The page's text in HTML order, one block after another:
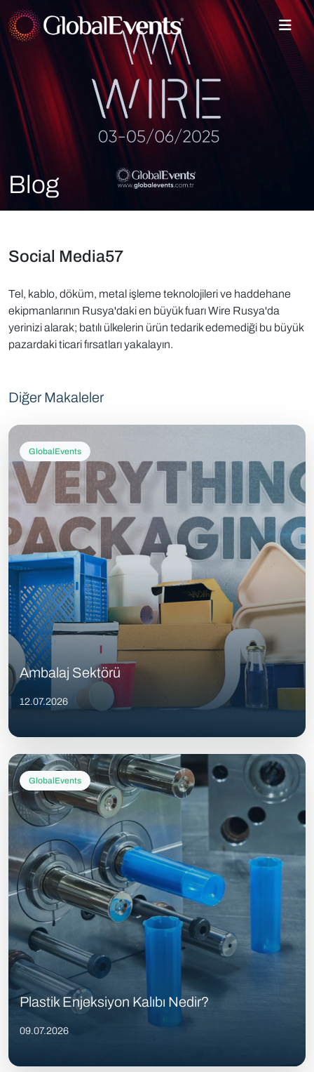
Blog
Social Media57
Tel, kablo, döküm, metal işleme teknolojileri ve haddehane
ekipmanlarının Rusya'daki en büyük fuarı Wire Rusya'da
yerinizi alarak; batılı ülkelerin ürün tedarik edemediği bu büyük
pazardaki ticari fırsatları yakalayın.
Diğer Makaleler
GlobalEvents
Ambalaj Sektörü
12.07.2026
GlobalEvents
Plastik Enjeksiyon Kalıbı Nedir?
09.07.2026